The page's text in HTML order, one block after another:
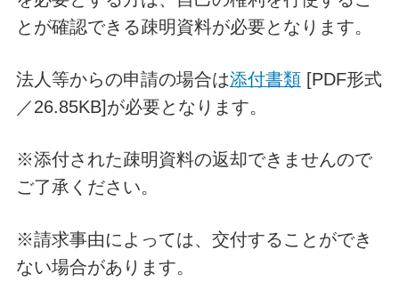
とが確認できる疎明資料が必要となります。
法人等からの申請の場合は添付書類[PDF形式
／26.85KB]が必要となります。
※添付された疎明資料の返却できませんので
ご了承ください。
※請求事由によっては、交付することができ
ない場合があります。